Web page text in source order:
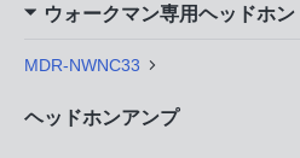
ウォークマン専用ヘッドホン
MDR-NWNC33
ヘッドホンアンプ